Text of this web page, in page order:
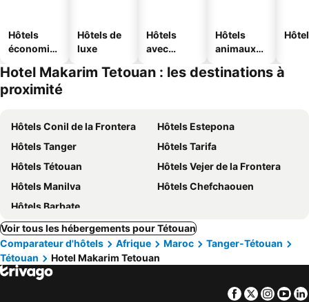
Hôtels
économiq
Hôtels de
luxe
Hôtels
avec
Hôtels
animaux
Hotel Makarim Tetouan : les destinations à
proximité
Hôtels Conil de la Frontera
Hôtels Estepona
Hôtels Tanger
Hôtels Tarifa
Hôtels Tétouan
Hôtels Vejer de la Frontera
Hôtels Manilva
Hôtels Chefchaouen
Hôtels Barbate
Voir tous les hébergements pour Tétouan
Comparateur d'hôtels
Afrique Maroc
Tanger-Tétouan
Tétouan
Hotel Makarim Tetouan
Facebook
Twitter